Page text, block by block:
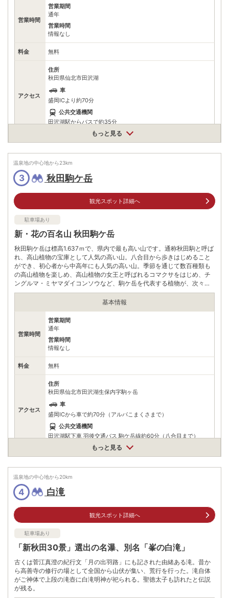
営業時間
営業期間
通年
営業時間
情報なし
料金 無料
アクセス
住所
秋田県仙北市田沢湖
車
盛岡ICより約70分
公共交通機関
田沢湖駅からバスで約35分
電話番号
※お問合せ先：仙北市田沢湖観光情報センター「フォレイク」
※ 掲載情報は変更になる場合があります。最新の内容はご利用前にご自身でお
※ 料金情報は税込・税抜表記が混ざっております。正しい金額はご利用前にご
自身でお問合せください。
もっと見る
温泉地の中心地から23km
3 秋田駒ケ岳
観光スポット詳細へ
駐車場あり
新・花の百名山 秋田駒ケ岳
秋田駒ケ岳は標高1.637ｍで、県内で最も高い山です。通称秋田駒と呼ば
れ、高山植物の宝庫として人気の高い山。八合目から歩きはじめること
ができ、初心者から中高年にも人気の高い山。季節を通じて数百種類も
の高山植物を楽しめ、高山植物の女王と呼ばれるコマクサをはじめ、チ
ングルマ・ミヤマダイコンソウなど、駒ケ岳を代表する植物が、次々と
出迎えてくれる。（お車でお越しの際は、マイカー規制日にご注意くだ
基本情報
営業時間
営業期間
通年
営業時間
情報なし
料金 無料
アクセス
住所
秋田県仙北市田沢湖生保内字駒ヶ岳
車
盛岡ICから車で約70分（アルパこまくさまで）
公共交通機関
田沢湖駅下車 羽後交通バス 駒ケ岳線約60分（八合目まで）
駐車場
電話番号 ※お問合せ先：仙北市田沢湖観光情報センター「フォレイク」
※ 掲載情報は変更になる場合があります。最新の内容はご利用前にご自身でお
※ 料金情報は税込・税抜表記が混ざっております。正しい金額はご利用前にご
自身でお問合せください。
もっと見る
温泉地の中心地から20km
4 白滝
観光スポット詳細へ
駐車場あり
「新秋田30景」選出の名瀑、別名「峯の白滝」
古くは菅江真澄の紀行文「月の出羽路」にも記された由緒ある滝。昔か
ら高善寺の修行の場として全国から山伏が集い、荒行を行った。滝自体
がご神体で上段の滝壺に白滝明神が祀られる。聖徳太子も訪れたと伝説
が残る。